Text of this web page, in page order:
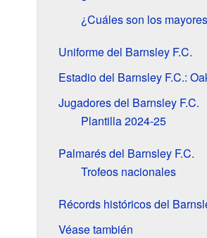
¿Cuáles son los
Uniforme del Barnsley F.C.
Estadio del Barnsley F.C.:
Jugadores del Barnsley F.C.
Plantilla 2024-25
Palmarés del Barnsley F.C.
Trofeos nacionales
Récords históricos del
Véase también